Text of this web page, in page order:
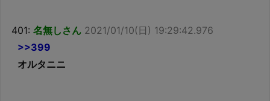
401: 名無しさん 2021/01/10(日) 19:29:42.976
>>399
オルタニニ